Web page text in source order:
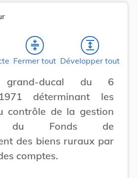
compress
Fermer tout
expand
Développer tout
grand-ducal du 6
déterminant les
contrôle de la gestion
du Fonds de
des biens ruraux par
comptes.